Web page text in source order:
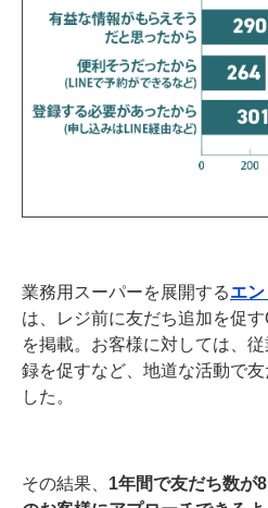
業務用スーパーを展開する エ
は、レジ前に友だち追加を促
を掲載。お客様に対しては、
録を促すなど、地道な活動で
した。
その結果、 1年間で友だち数が